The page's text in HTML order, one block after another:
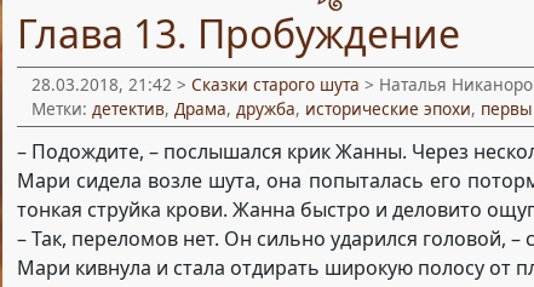
Глава 13. Пробуждение
28.03.2018, 21:42 > Сказки старого шута > Наталья
Метки: детектив, Драма, дружба, исторические эпохи,
– Подождите, – послышался крик Жанны. Через
Мари сидела возле шута, она попыталась его
тонкая струйка крови. Жанна быстро и деловито
– Так, переломов нет. Он сильно ударился головой,
Мари кивнула и стала отдирать широкую полосу от